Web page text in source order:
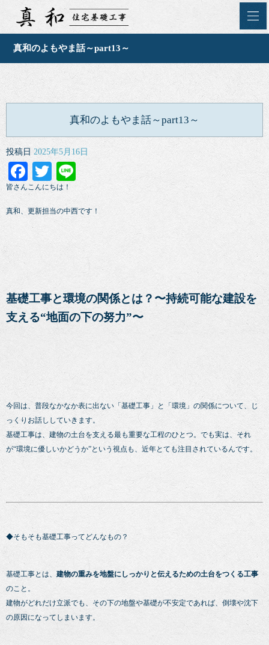
真和のよもやま話～part13～
真和のよもやま話～part13～
投稿日 2025年5月16日
Facebook
Twitter
皆さんこんにちは！
真和、更新担当の中西です！
基礎工事と環境の関係とは？〜持続可能な建設を
支える“地面の下の努力”〜
今回は、普段なかなか表に出ない「基礎工事」と「環境」の関係について、じ
っくりお話ししていきます。
基礎工事は、建物の土台を支える最も重要な工程のひとつ。でも実は、それ
が“環境に優しいかどうか”という視点も、近年とても注目されているんです。
◆そもそも基礎工事ってどんなもの？
基礎工事とは、 建物の重みを地盤にしっかりと伝えるための土台をつくる工事
のこと。
建物がどれだけ立派でも、その下の地盤や基礎が不安定であれば、倒壊や沈下
の原因になってしまいます。